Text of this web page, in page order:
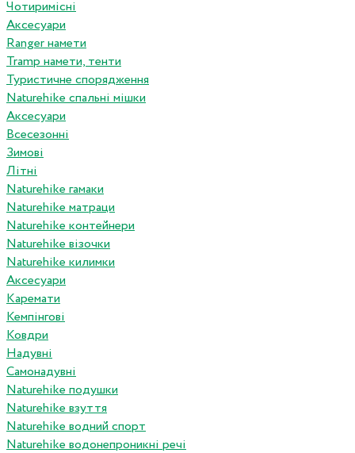
Чотиримісні
Аксесуари
Ranger намети
Tramp намети, тенти
Туристичне спорядження
Naturehike спальні мішки
Аксесуари
Всесезонні
Зимові
Літні
Naturehike гамаки
Naturehike матраци
Naturehike контейнери
Naturehike візочки
Naturehike килимки
Аксесуари
Каремати
Кемпінгові
Ковдри
Надувні
Самонадувні
Naturehike подушки
Naturehike взуття
Naturehike водний спорт
Naturehike водонепроникні речі